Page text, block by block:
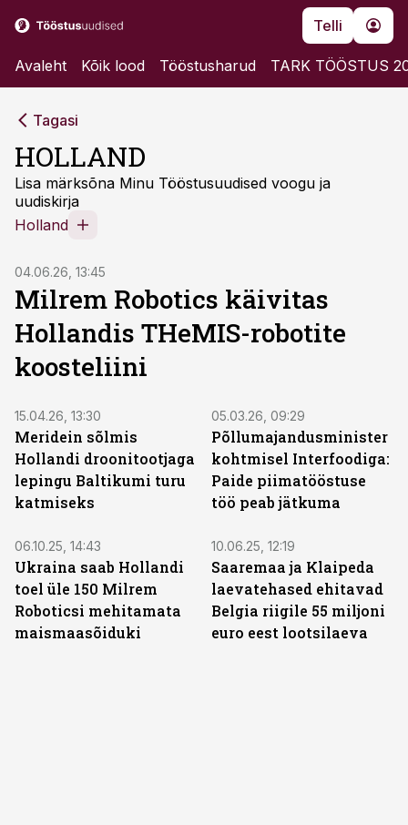
Telli
Avaleht Kõik lood Tööstusharud TARK TÖÖSTUS
Tagasi
HOLLAND
Lisa märksõna Minu Tööstusuudised voogu ja
uudiskirja
Holland
04.06.26, 13:45
Milrem Robotics käivitas
Hollandis THeMIS-robotite
koosteliini
15.04.26, 13:30
Meridein sõlmis
Hollandi droonitootjaga
lepingu Baltikumi turu
katmiseks
05.03.26, 09:29
Põllumajandusminister
kohtmisel Interfoodiga:
Paide piimatööstuse
töö peab jätkuma
06.10.25, 14:43
Ukraina saab Hollandi
toel üle 150 Milrem
Roboticsi mehitamata
maismaasõiduki
10.06.25, 12:19
Saaremaa ja Klaipeda
laevatehased ehitavad
Belgia riigile 55 miljoni
euro eest lootsilaeva